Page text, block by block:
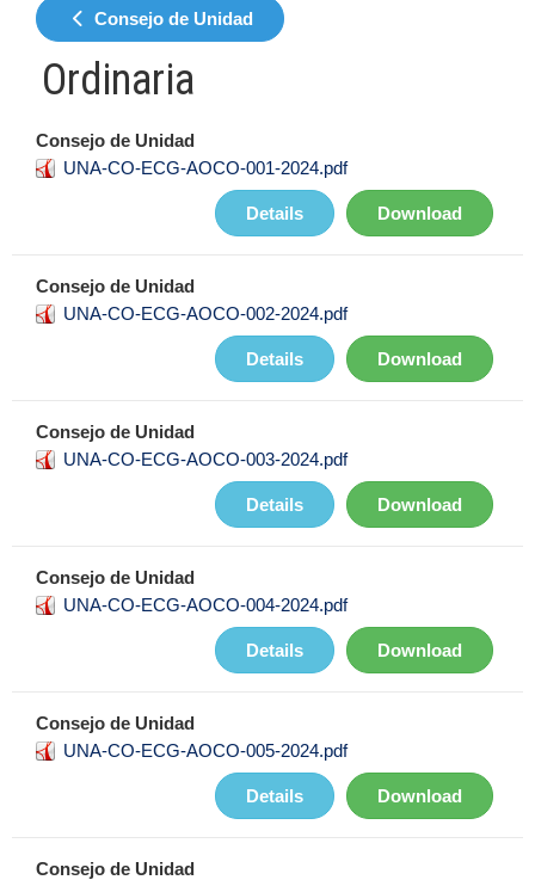
Consejo de Unidad
Ordinaria
Consejo de Unidad
UNA-CO-ECG-AOCO-001-2024.pdf
Download
Details
Consejo de Unidad
UNA-CO-ECG-AOCO-002-2024.pdf
Download
Details
Consejo de Unidad
UNA-CO-ECG-AOCO-003-2024.pdf
Download
Details
Consejo de Unidad
UNA-CO-ECG-AOCO-004-2024.pdf
Download
Details
Consejo de Unidad
UNA-CO-ECG-AOCO-005-2024.pdf
Download
Details
Consejo de Unidad